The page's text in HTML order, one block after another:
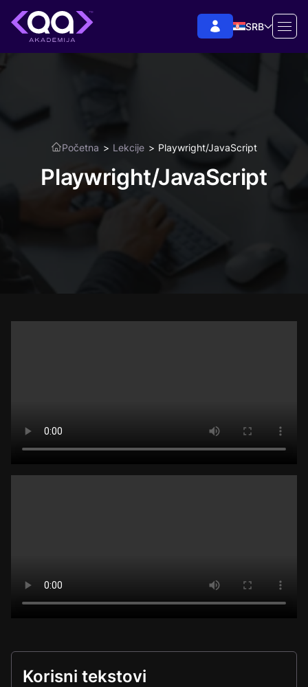
SRB
Početna > Lekcije > Playwright/JavaScript
Playwright/JavaScript
Korisni tekstovi